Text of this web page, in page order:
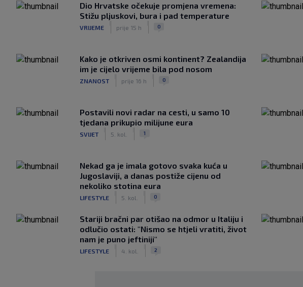
Dio Hrvatske očekuje promjena vremena:
Stižu pljuskovi, bura i pad temperature
VRIJEME prije 15 h 0
Kako je otkriven osmi kontinent? Zealandija
im je cijelo vrijeme bila pod nosom
ZNANOST prije 16 h 0
Postavili novi radar na cesti, u samo 10
tjedana prikupio milijune eura
SVIJET 5. kol. 1
Nekad ga je imala gotovo svaka kuća u
Jugoslaviji, a danas postiže cijenu od
nekoliko stotina eura
LIFESTYLE 5. kol. 0
Stariji bračni par otišao na odmor u Italiju i
odlučio ostati: "Nismo se htjeli vratiti, život
nam je puno jeftiniji"
LIFESTYLE 4. kol. 2